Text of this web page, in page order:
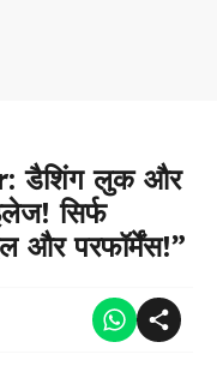
डैशिंग लुक और
सिर्फ
और परफॉर्मेंस!”